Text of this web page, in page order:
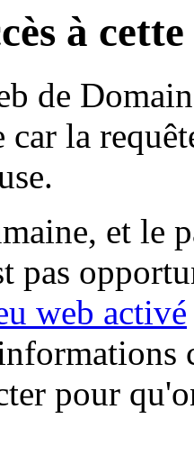
à
de
car la
et le
pas
web activé
pour